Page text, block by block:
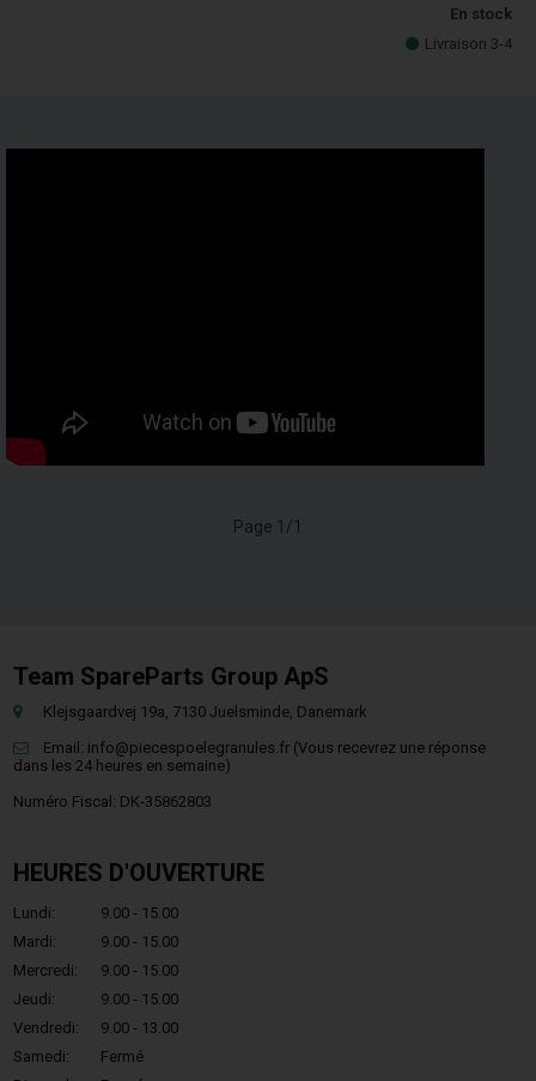
En stock
Livraison 3-4
Page 1/1
Team SpareParts Group ApS
Klejsgaardvej 19a, 7130 Juelsminde, Danemark
Email: info@piecespoelegranules.fr (Vous recevrez une réponse
dans les 24 heures en semaine)
Numéro Fiscal: DK-35862803
HEURES D'OUVERTURE
Lundi:
9.00 - 15.00
Mardi:
9.00 - 15.00
Mercredi:
9.00 - 15.00
Jeudi:
9.00 - 15.00
Vendredi:
9.00 - 13.00
Samedi:
Fermé